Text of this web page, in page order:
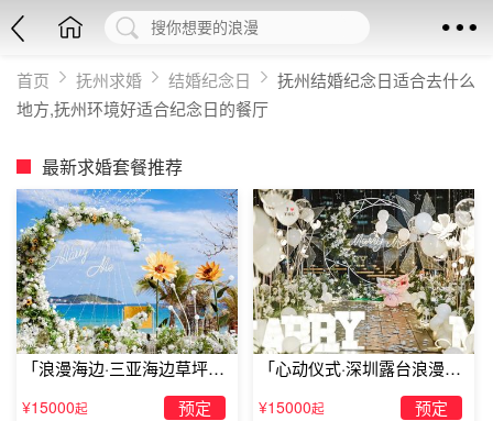
首页 抚州求婚 结婚纪念日
抚州结婚纪念日适合去什么
地方,抚州环境好适合纪念日的餐厅
最新求婚套餐推荐
「浪漫海边·三亚海边草坪浪
漫求婚」
¥15000起 预定
「心动仪式·深圳露台浪漫求
婚」
¥15000起 预定